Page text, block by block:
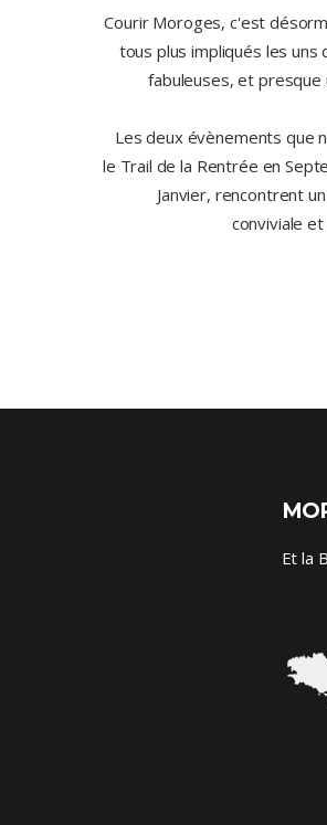
Courir Moroges, c'est
tous plus impliqués les
fabuleuses, et presque
Les deux évènements que
le Trail de la Rentrée en
Janvier, rencontrent
conviviale
Et la